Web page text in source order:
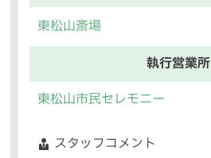
東松山斎場
執行営業所
東松山市民セレモニー
スタッフコメント